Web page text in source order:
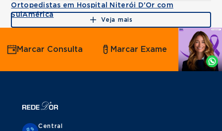
Ortopedistas em Hospital Niterói D'Or com
SulAmérica
Veja mais
Agende
por
Whatsapp
Marcar Consulta Marcar Exame
Central